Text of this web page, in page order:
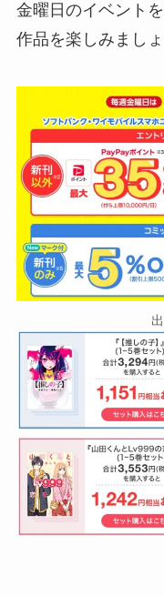
金曜日のイベント
作品を楽しみましょ